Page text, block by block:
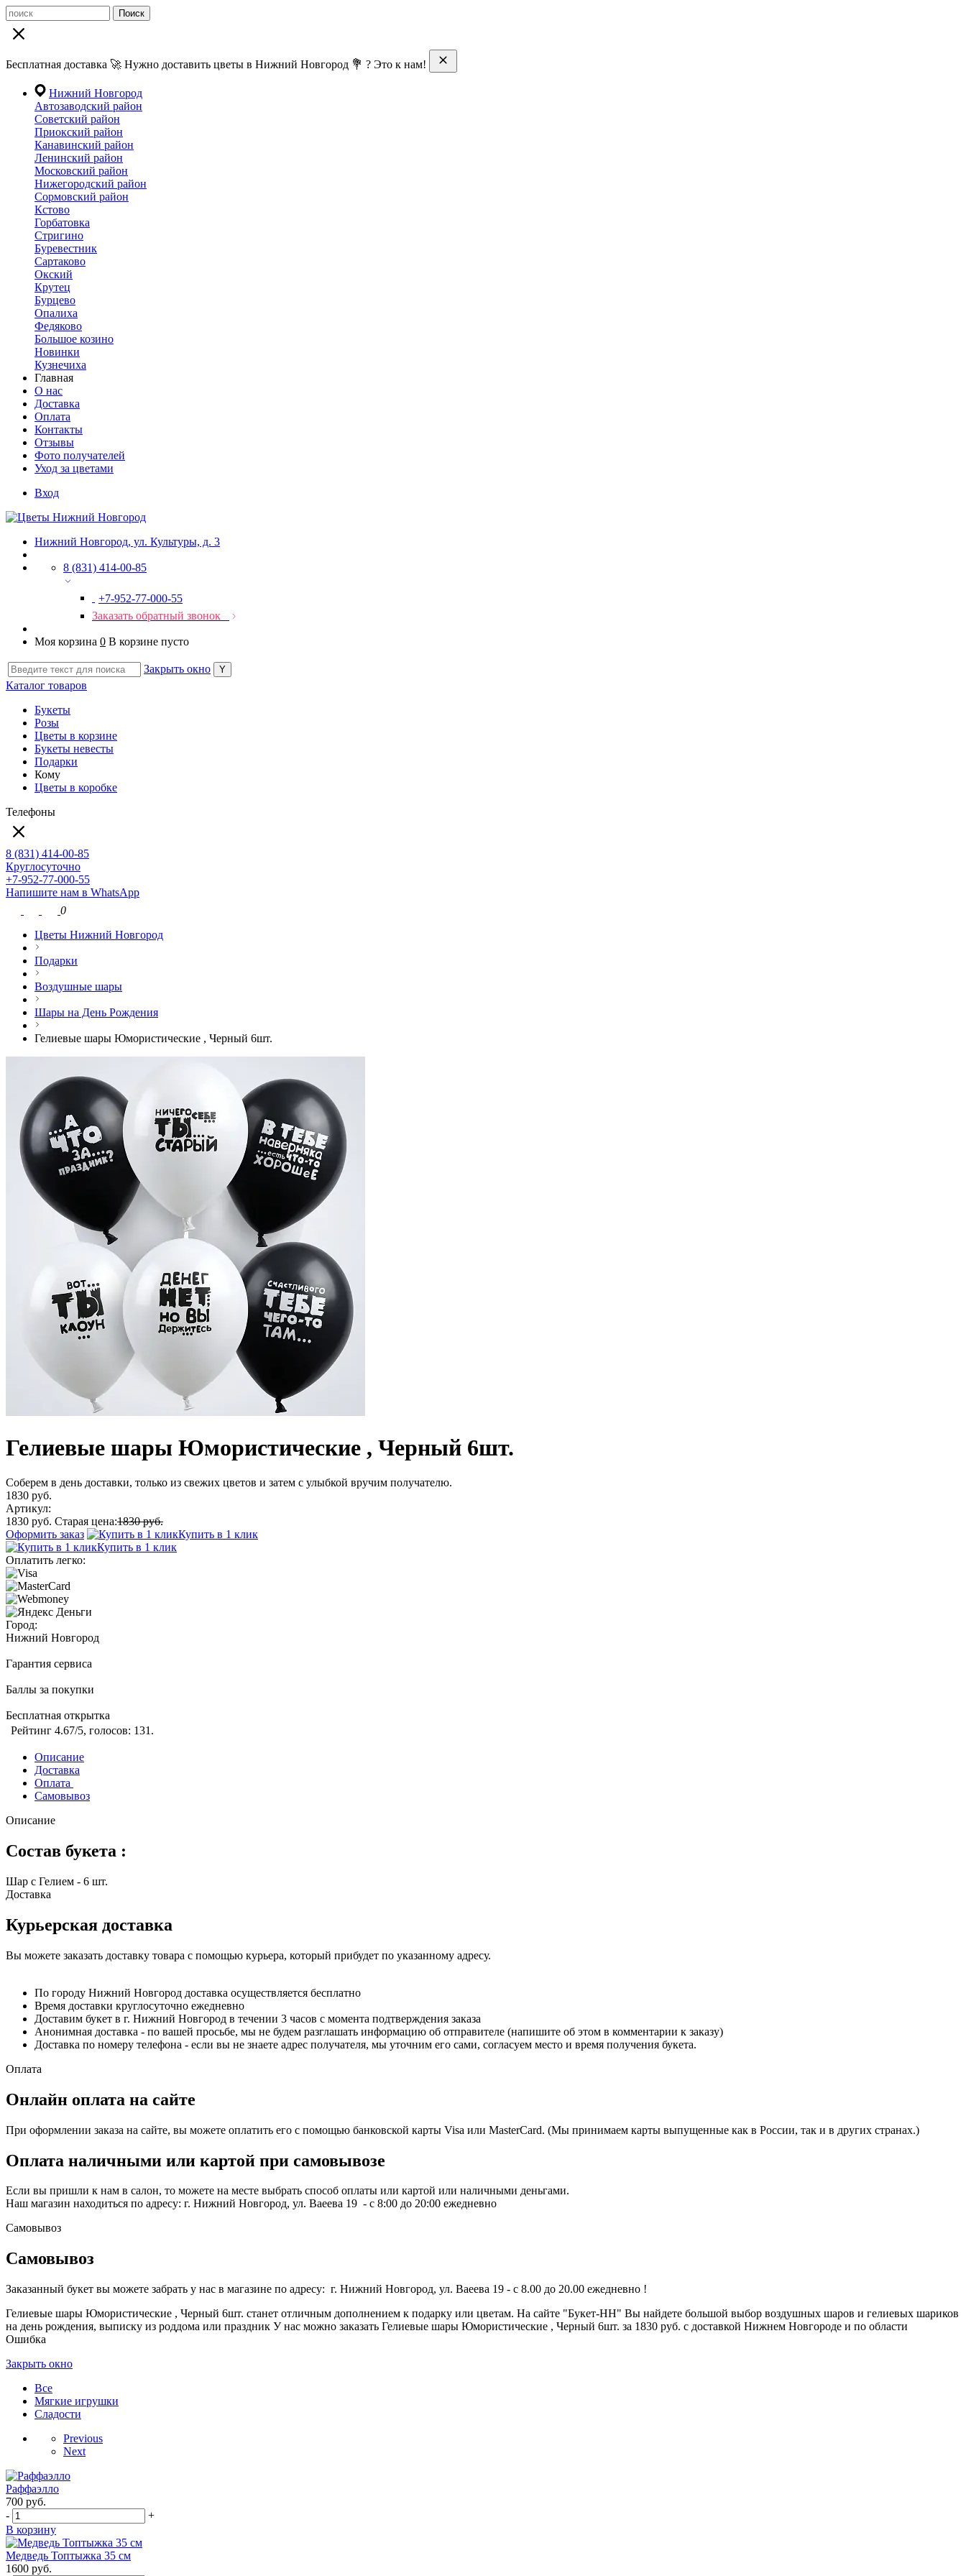
Поиск
Бесплатная доставка 🚀 Нужно доставить цветы в Нижний Новгород 💐 ? Это к нам!
Нижний Новгород
Автозаводский район
Советский район
Приокский район
Канавинский район
Ленинский район
Московский район
Нижегородский район
Сормовский район
Кстово
Горбатовка
Стригино
Буревестник
Сартаково
Окский
Крутец
Бурцево
Опалиха
Федяково
Большое козино
Новинки
Кузнечиха
Главная
О нас
Доставка
Оплата
Контакты
Отзывы
Фото получателей
Уход за цветами
Вход
Нижний Новгород, ул. Культуры, д. 3
8 (831) 414-00-85
+7-952-77-000-55
Заказать обратный звонок
Моя корзина 0 В корзине пусто
Закрыть окно
Каталог товаров
Букеты
Розы
Цветы в корзине
Букеты невесты
Подарки
Кому
Цветы в коробке
Телефоны
8 (831) 414-00-85
Круглосуточно
+7-952-77-000-55
Напишите нам в WhatsApp
0
Цветы Нижний Новгород
Подарки
Воздушные шары
Шары на День Рождения
Гелиевые шары Юмористические , Черный 6шт.
Гелиевые шары Юмористические , Черный 6шт.
Соберем в день доставки, только из свежих цветов и затем с улыбкой вручим получателю.
1830 руб.
Артикул:
1830 руб. Старая цена:1830 руб.
Оформить заказ
Купить в 1 клик
Купить в 1 клик
Оплатить легко:
Город:
Нижний Новгород
Гарантия сервиса
Баллы за покупки
Бесплатная открытка
Рейтинг 4.67/5, голосов: 131 .
Описание
Доставка
Оплата
Самовывоз
Описание
Состав букета :
Шар с Гелием - 6 шт.
Доставка
Курьерская доставка
Вы можете заказать доставку товара с помощью курьера, который прибудет по указанному адресу.
По городу Нижний Новгород доставка осуществляется бесплатно
Время доставки круглосуточно ежедневно
Доставим букет в г. Нижний Новгород в течении 3 часов с момента подтверждения заказа
Анонимная доставка - по вашей просьбе, мы не будем разглашать информацию об отправителе (напишите об этом в комментарии к заказу)
Доставка по номеру телефона - если вы не знаете адрес получателя, мы уточним его сами, согласуем место и время получения букета.
Оплата
Онлайн оплата на сайте
При оформлении заказа на сайте, вы можете оплатить его с помощью банковской карты Visa или MasterCard. (Мы принимаем карты выпущенные как в России, так и в других странах.)
Оплата наличными или картой при самовывозе
Если вы пришли к нам в салон, то можете на месте выбрать способ оплаты или картой или наличными деньгами.
Наш магазин находиться по адресу: г. Нижний Новгород, ул. Ваеева 19 - с 8:00 до 20:00 ежедневно
Самовывоз
Самовывоз
Заказанный букет вы можете забрать у нас в магазине по адресу: г. Нижний Новгород, ул. Ваеева 19 - с 8.00 до 20.00 ежедневно !
Гелиевые шары Юмористические , Черный 6шт. станет отличным дополнением к подарку или цветам. На сайте "Букет-НН" Вы найдете большой выбор воздушных шаров и гелиевых шариков
на день рождения, выписку из роддома или праздник У нас можно заказать Гелиевые шары Юмористические , Черный 6шт. за 1830 руб. с доставкой Нижнем Новгороде и по области
Ошибка
Закрыть окно
Все
Мягкие игрушки
Сладости
Previous
Next
Раффаэлло
700 руб.
-
+
В корзину
Медведь Топтыжка 35 см
1600 руб.